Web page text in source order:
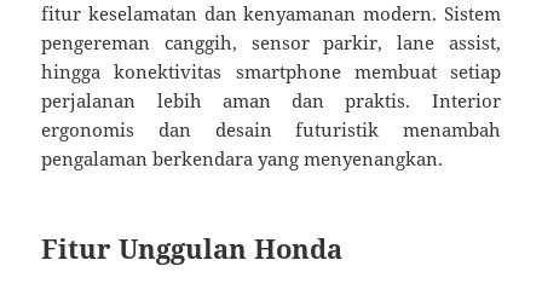
fitur keselamatan dan kenyamanan modern. Sistem
pengereman canggih, sensor parkir, lane assist,
hingga konektivitas smartphone membuat setiap
perjalanan lebih aman dan praktis. Interior
ergonomis dan desain futuristik menambah
pengalaman berkendara yang menyenangkan.
Fitur Unggulan Honda